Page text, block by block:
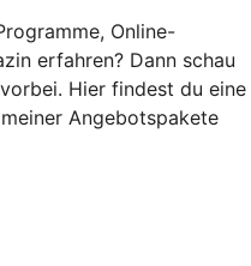
Online-
erfahren? Dann schau
Hier findest du eine
Angebotspakete